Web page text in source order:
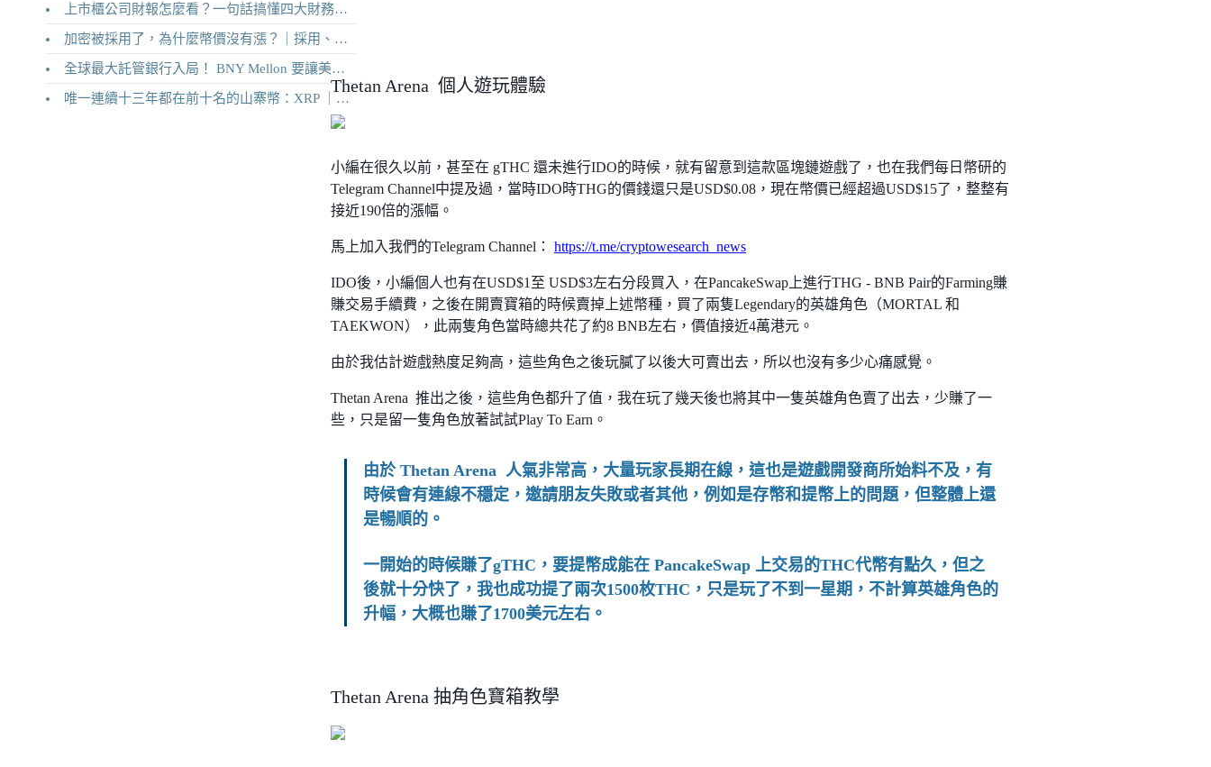
上市櫃公司財報怎麼看？一句話搞懂四大財務報表
加密被採用了，為什麼幣價沒有漲？｜採用、收入與代幣價值捕獲
全球最大託管銀行入局！ BNY Mellon 要讓美債交易 24/7 不打烊
唯一連續十三年都在前十名的山寨幣：XRP ｜Ripple 2026 介紹
Thetan Arena 個人遊玩體驗
小編在很久以前，甚至在 gTHC 還未進行IDO的時候，就有留意到這款區塊鏈遊戲了，也在我們每日幣研的
Telegram Channel中提及過，當時IDO時THG的價錢還只是USD$0.08，現在幣價已經超過USD$15了，整整有
接近190倍的漲幅。
馬上加入我們的Telegram Channel： https://t.me/cryptowesearch_news
IDO後，小編個人也有在USD$1至 USD$3左右分段買入，在PancakeSwap上進行THG - BNB Pair的Farming賺
賺交易手續費，之後在開賣寶箱的時候賣掉上述幣種，買了兩隻Legendary的英雄角色（MORTAL 和
TAEKWON），此兩隻角色當時總共花了約8 BNB左右，價值接近4萬港元。
由於我估計遊戲熱度足夠高，這些角色之後玩膩了以後大可賣出去，所以也沒有多少心痛感覺。
Thetan Arena 推出之後，這些角色都升了值，我在玩了幾天後也將其中一隻英雄角色賣了出去，少賺了一
些，只是留一隻角色放著試試Play To Earn。
由於 Thetan Arena 人氣非常高，大量玩家長期在線，這也是遊戲開發商所始料不及，有
時候會有連線不穩定，邀請朋友失敗或者其他，例如是存幣和提幣上的問題，但整體上還
是暢順的。
一開始的時候賺了gTHC，要提幣成能在 PancakeSwap 上交易的THC代幣有點久，但之
後就十分快了，我也成功提了兩次1500枚THC，只是玩了不到一星期，不計算英雄角色的
升幅，大概也賺了1700美元左右。
Thetan Arena 抽角色寶箱教學